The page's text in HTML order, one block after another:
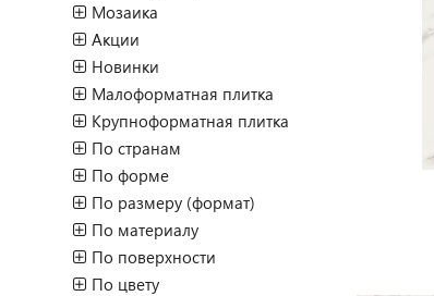
Мозаика
Акции
Новинки
Малоформатная плитка
Крупноформатная плитка
По странам
По форме
По размеру (формат)
По материалу
По поверхности
По цвету